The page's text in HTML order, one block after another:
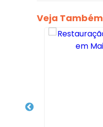
Veja Também